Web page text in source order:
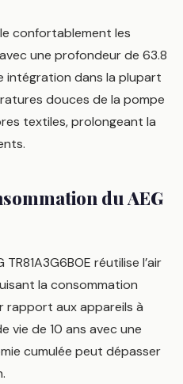
confortablement les
une profondeur de 63.8
intégration dans la plupart
douces de la pompe
textiles, prolongeant la
du AEG
réutilise l’air
la consommation
rapport aux appareils à
vie de 10 ans avec une
cumulée peut dépasser